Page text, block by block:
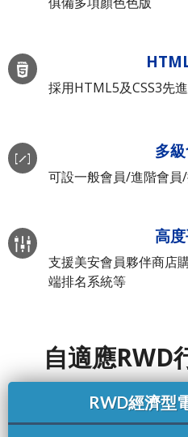
採用HTML5及CSS3先
多
可設一般會員/進階會員
高
支援美安會員夥伴商店
端排名系統等
自適應RWD
RWD經濟型